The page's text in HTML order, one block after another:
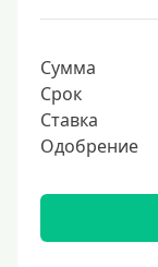
Сумма
Срок
Ставка
Одобрение